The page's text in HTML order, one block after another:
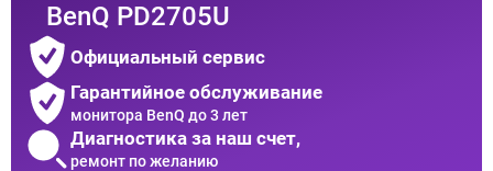
BenQ PD2705U
Официальный сервис
Гарантийное обслуживание
монитора BenQ до 3 лет
Диагностика за наш счет,
ремонт по желанию